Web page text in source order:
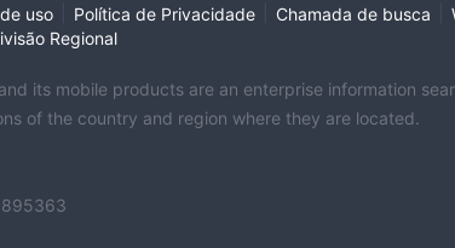
do Scotiabank.
conta, incluindo o Pacote Definitivo, Pacote
Básica para atender às diferentes necessidades
que oferece aos clientes um bônus de boas-
e-Transfer e Scotia International Money Transfers.
ABM, isenção de taxa anual em cartões de crédito
uso Política de Privacidade Chamada de busca
Regional
its mobile products are an enterprise information
of the country and region where they are located.